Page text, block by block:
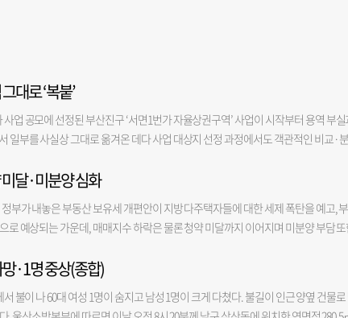
대로 ‘복붙’
업 공모에 선정된 부산진구 ‘서면1번가 자율상권구역’ 사업이 시작부터 용역 부
일부를 사실상 그대로 옮겨온 데다 사업 대상지 선정 과정에서도 객관적인 비교·
면1번가 자율상권구역 상권 활성화 사업 계획(안)에 관한 의견 청취’를 진행했다고 5
해 상권 살리기에 나선다. 주요 사업 내용은 상권 특색을 반영한 거점 공간 조성 등
해 상권을 활성화하는 것이다. 이날 의견 청취에서는 부산진구 자율상권구역 활성
, 연구 개요와 사례 분석 등에서 금정구 용역보고서와 동일한 내용이 다수 확인됐
권 활성화 사업 용역도 맡았던 A사가 진행했다. 일부 대목에는 ‘부산진구’ 대신 ‘
정 현황을 분석한 보고서 10쪽에는 ‘금정구의 새: 까치’라는 문구가 기재돼 있었다.
미달·미분양 심화
부가 내놓은 부동산 보유세 개편안이 지방 다주택자들에 대한 세제 폭탄을 예고,
로 예상되는 가운데, 매매지수 하락은 물론 청약 미달까지 이어지며 미분양 부담
마이너스 상승률에, 하락폭까지 커지면서 지난 8개월간의 회복세가 본격 꺾인 것으
이 7월 -0.01%를 기록하며 본격 하락세로 접어든 것으로 보인다”면서 “서울은
·1명 중상(종합)
불이 나 60대 여성 1명이 숨지고 남성 1명이 크게 다쳤다. 불길이 인근 양옆 건물로